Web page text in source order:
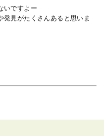
いですよー
見がたくさんあると思いま